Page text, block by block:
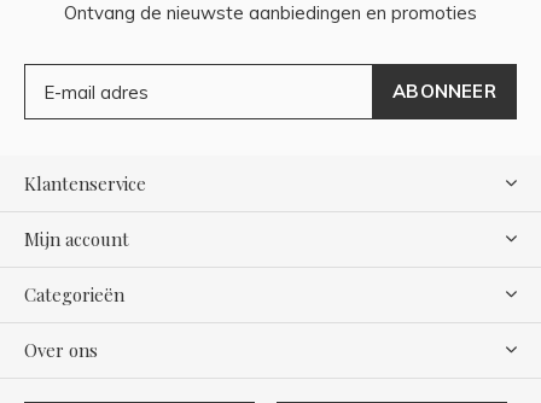
Ontvang de nieuwste aanbiedingen en promoties
ABONNEER
Klantenservice
Mijn account
Categorieën
Over ons